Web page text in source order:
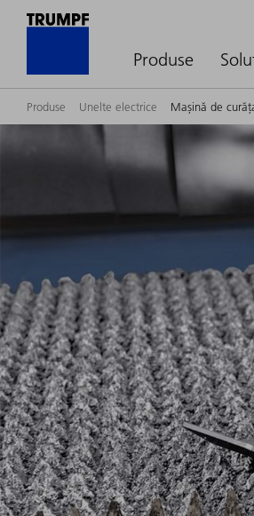
Produse
Produse Unelte electrice Mașină de